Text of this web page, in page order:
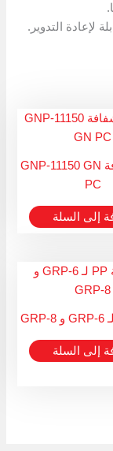
لإعادة التدوير.
أوعية شفافة GNP-11150 GN
PC
إلى السلة
إلى السلة